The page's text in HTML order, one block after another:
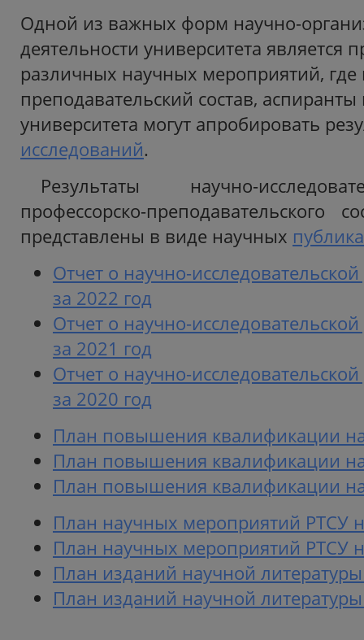
Одной из важных форм научно-
деятельности университета является
различных научных мероприятий, где
преподавательский состав, аспиранты
университета могут апробировать
исследований.
Результаты научно-
профессорско-преподавательского
представлены в виде научных
Отчет о научно-
за 2022 год
Отчет о научно-
за 2021 год
Отчет о научно-
за 2020 год
План повышения квалификации
План повышения квалификации
План повышения квалификации
План научных мероприятий РТСУ
План научных мероприятий РТСУ
План изданий научной
План изданий научной